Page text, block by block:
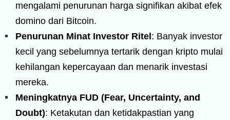
mengalami penurunan harga signifikan akibat efek
domino dari Bitcoin.
Penurunan Minat Investor Ritel : Banyak investor
kecil yang sebelumnya tertarik dengan kripto mulai
kehilangan kepercayaan dan menarik investasi
mereka.
Meningkatnya FUD (Fear, Uncertainty, and
Doubt): Ketakutan dan ketidakpastian yang